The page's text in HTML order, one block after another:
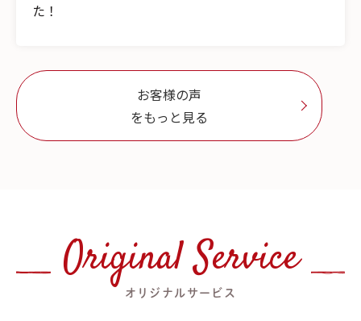
た！
お客様の声
をもっと見る
Original Service
オリジナルサービス